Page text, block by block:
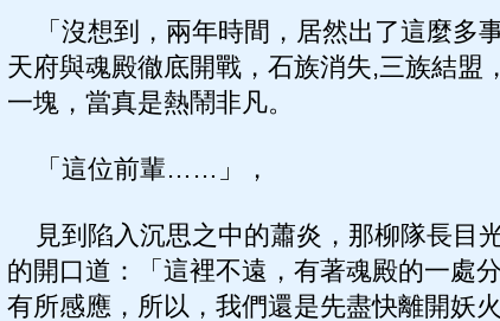
「沒想到，兩年時間，居然出了這麼多
天府與魂殿徹底開戰，石族消失,三族結盟
一塊，當真是熱鬧非凡。
「這位前輩……」，
見到陷入沉思之中的蕭炎，那柳隊長目
的開口道：「這裡不遠，有著魂殿的一處
有所感應，所以，我們還是先盡快離開妖